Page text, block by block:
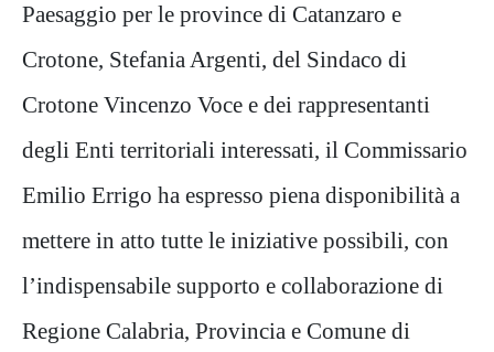
Paesaggio per le province di Catanzaro e
Crotone, Stefania Argenti, del Sindaco di
Crotone Vincenzo Voce e dei rappresentanti
degli Enti territoriali interessati, il Commissario
Emilio Errigo ha espresso piena disponibilità a
mettere in atto tutte le iniziative possibili, con
l’indispensabile supporto e collaborazione di
Regione Calabria, Provincia e Comune di